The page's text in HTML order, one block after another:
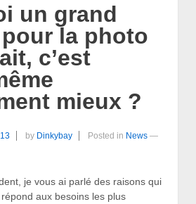
un grand
la photo
c’est
mieux ?
by Dinkybay Posted in News —
je vous ai parlé des raisons qui
aux besoins les plus